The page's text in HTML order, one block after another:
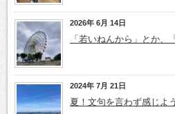
2026年 6月 14日
「若いねんから」とか、
2024年 7月 21日
夏！文句を言わず感じよ